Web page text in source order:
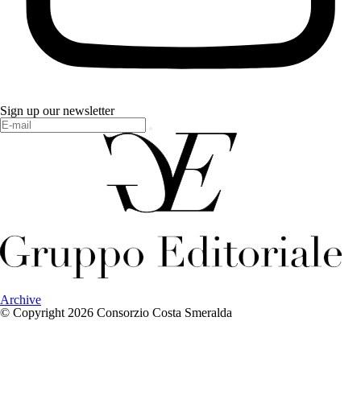
Sign up our newsletter
Archive
© Copyright 2026 Consorzio Costa Smeralda